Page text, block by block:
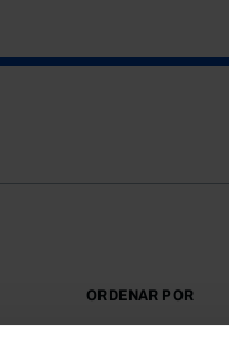
ORDENAR POR